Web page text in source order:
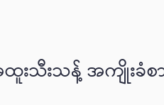
းသီးသန့် အကျိုးခံစာ